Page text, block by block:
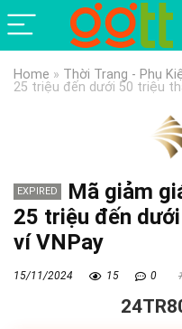
Home » Thời Trang - Phụ
25 triệu đến dưới 50 triệu
EXPIRED
Mã giảm
25 triệu đến
ví VNPay
15/11/2024 15 0